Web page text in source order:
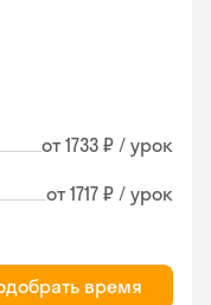
от 1733 ₽ / урок
от 1717 ₽ / урок
время